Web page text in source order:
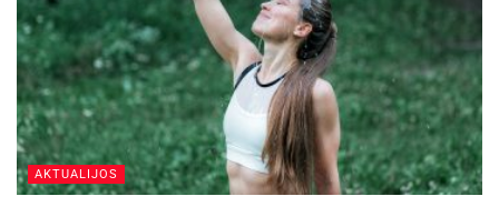
odai kvėpuoti ir tik dar labiau sustiprina giluminį
nudegimą bei padidina infekcijos riziką. Taip pat
niekada nelieskite ir nepradurkite iškilusių pūslių,
nes jos saugo pažeistą vietą nuo bakterijų.
Aktualios naujienos
AKTUALIJOS